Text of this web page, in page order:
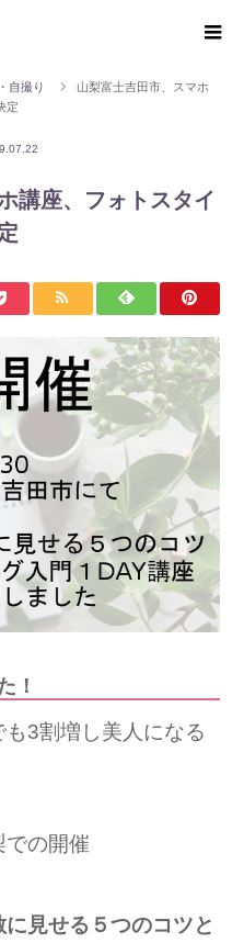
自撮り
山梨富士吉田市、スマホ
定
講座、フォトスタイ
！
3割増し美人になる
での開催
見せる５つのコツと